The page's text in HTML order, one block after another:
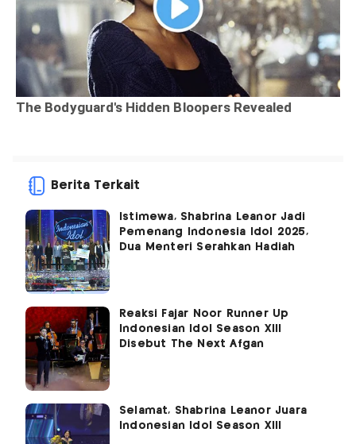
Berita Terkait
Istimewa, Shabrina Leanor Jadi
Pemenang Indonesia Idol 2025,
Dua Menteri Serahkan Hadiah
Reaksi Fajar Noor Runner Up
Indonesian Idol Season XIII
Disebut The Next Afgan
Selamat, Shabrina Leanor Juara
Indonesian Idol Season XIII